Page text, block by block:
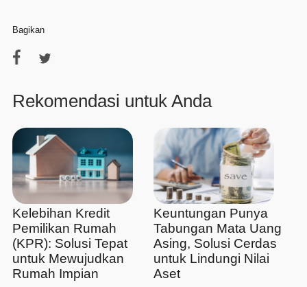
Bagikan
Rekomendasi untuk Anda
Kelebihan Kredit
Pemilikan Rumah
(KPR): Solusi Tepat
untuk Mewujudkan
Rumah Impian
Keuntungan Punya
Tabungan Mata Uang
Asing, Solusi Cerdas
untuk Lindungi Nilai
Aset